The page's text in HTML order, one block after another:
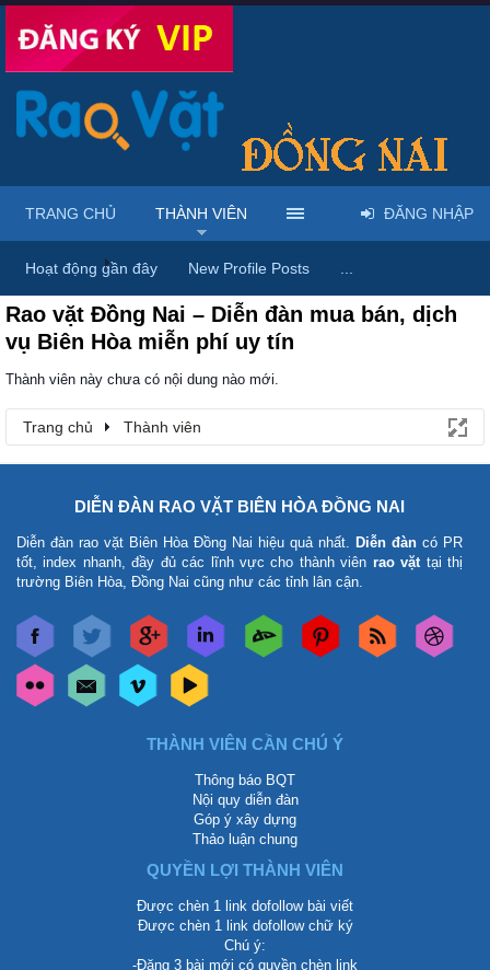
Trang chủ Thành viên
Rao vặt Đồng Nai – Diễn đàn mua bán, dịch
vụ Biên Hòa miễn phí uy tín
Thành viên này chưa có nội dung nào mới.
Trang chủ Thành viên
TRANG CHỦ THÀNH VIÊN
Hoạt động gần đây New Profile Posts
ĐĂNG NHẬP
DIỄN ĐÀN RAO VẶT BIÊN HÒA ĐỒNG NAI
Diễn đàn rao vặt Biên Hòa Đồng Nai hiệu quả nhất. Diễn đàn có PR
tốt, index nhanh, đầy đủ các lĩnh vực cho thành viên rao vặttại thị
trường Biên Hòa, Đồng Nai cũng như các tỉnh lân cận.
THÀNH VIÊN CẦN CHÚ Ý
Thông báo BQT
Nội quy diễn đàn
Góp ý xây dựng
Thảo luận chung
QUYỀN LỢI THÀNH VIÊN
Được chèn 1 link dofollow bài viết
Được chèn 1 link dofollow chữ ký
Chú ý:
-Đăng 3 bài mới có quyền chèn link